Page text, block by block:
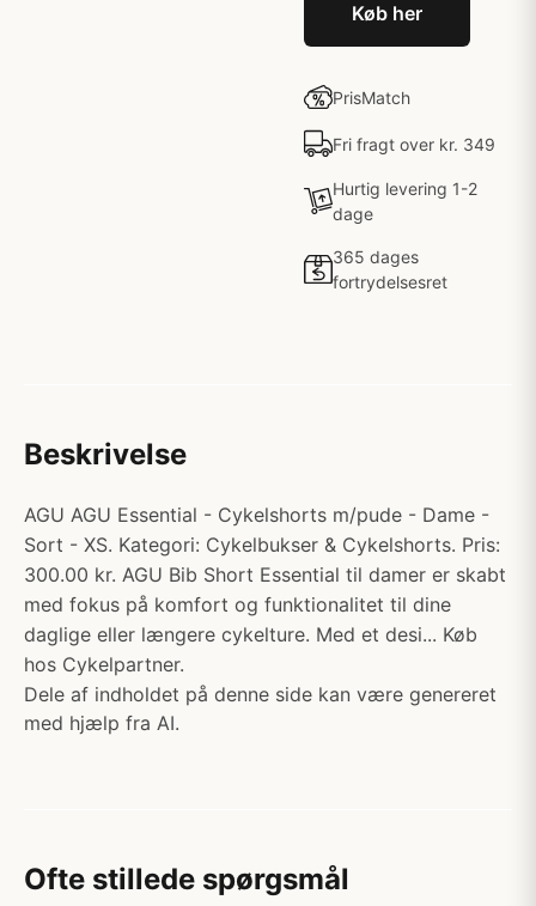
Køb her
PrisMatch
Fri fragt over kr. 349
Hurtig levering 1-2
dage
365 dages
fortrydelsesret
Beskrivelse
AGU AGU Essential - Cykelshorts m/pude - Dame -
Sort - XS. Kategori: Cykelbukser & Cykelshorts. Pris:
300.00 kr. AGU Bib Short Essential til damer er skabt
med fokus på komfort og funktionalitet til dine
daglige eller længere cykelture. Med et desi... Køb
hos Cykelpartner.
Dele af indholdet på denne side kan være genereret
med hjælp fra AI.
Ofte stillede spørgsmål